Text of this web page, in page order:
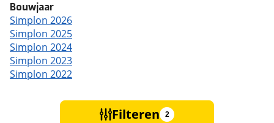
Bouwjaar
Simplon 2026
Simplon 2025
Simplon 2024
Simplon 2023
Simplon 2022
Filteren 2